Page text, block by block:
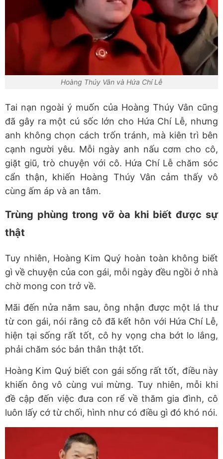
Hoàng Thúy Vân và Hứa Chí Lễ
Tai nạn ngoài ý muốn của Hoàng Thúy Vân cũng
đã gây ra một cú sốc lớn cho Hứa Chí Lễ, nhưng
anh không chọn cách trốn tránh, mà kiên trì bên
cạnh người yêu. Mỗi ngày anh nấu cơm cho cô,
giặt giũ, trò chuyện với cô. Hứa Chí Lễ chăm sóc
cẩn thận, khiến Hoàng Thúy Vân cảm thấy vô
cùng ấm áp và an tâm.
Trùng phùng trong vỡ òa khi biết được sự
thật
Tuy nhiên, Hoàng Kim Quý hoàn toàn không biết
gì về chuyện của con gái, mỗi ngày đều ngồi ở nhà
chờ mong con trở về.
Mãi đến nửa năm sau, ông nhận được một lá thư
từ con gái, nói rằng cô đã kết hôn với Hứa Chí Lễ,
hiện tại sống rất tốt, cô hy vọng cha bớt lo lắng,
phải chăm sóc bản thân thật tốt.
Hoàng Kim Quý biết con gái sống rất tốt, điều này
khiến ông vô cùng vui mừng. Tuy nhiên, mỗi khi
đề cập đến việc đưa con rể về thăm gia đình, cô
luôn lấy cớ từ chối, hình như có điều gì đó khó nói.